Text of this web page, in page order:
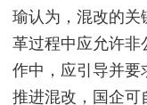
瑜认为，混改的关
革过程中应允许非
作中，应引导并要
推进混改，国企可